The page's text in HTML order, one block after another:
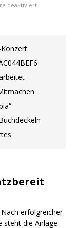
deaktiviert
erfolgreicher
steht die Anlage